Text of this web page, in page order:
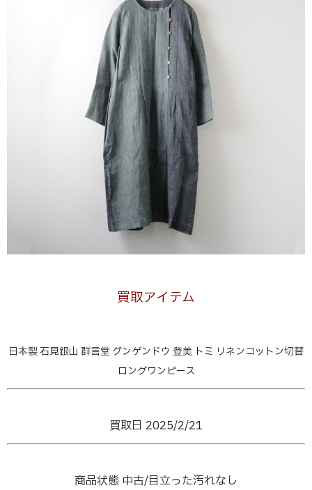
買取アイテム
日本製 石見銀山 群言堂 グンゲンドウ 登美 トミ リネンコットン切替
ロングワンピース
買取日 2025/2/21
商品状態 中古/目立った汚れなし